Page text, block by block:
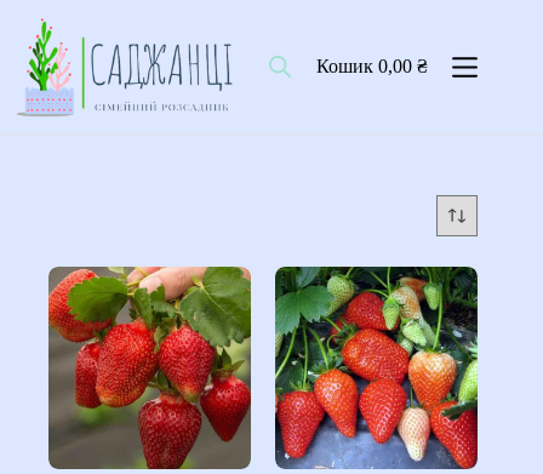
вмісту
Кошик0,00₴